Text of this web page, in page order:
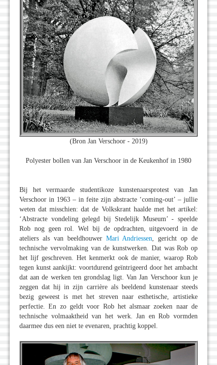
(Bron Jan Verschoor - 2019)
Polyester bollen van Jan Verschoor in de Keukenhof in 1980
Bij het vermaarde studentikoze kunstenaarsprotest van Jan
Verschoor in 1963 – in feite zijn abstracte ‘coming-out’ – jullie
weten dat misschien: dat de Volkskrant haalde met het artikel:
‘Abstracte vondeling gelegd bij Stedelijk Museum’ - speelde
Rob nog geen rol. Wel bij de opdrachten, uitgevoerd in de
ateliers als van beeldhouwer Mari Andriessen , gericht op de
technische vervolmaking van de kunstwerken. Dat was Rob op
het lijf geschreven. Het kenmerkt ook de manier, waarop Rob
tegen kunst aankijkt: voortdurend geïntrigeerd door het ambacht
dat aan de werken ten grondslag ligt. Van Jan Verschoor kun je
zeggen dat hij in zijn carrière als beeldend kunstenaar steeds
bezig geweest is met het streven naar esthetische, artistieke
perfectie. En zo geldt voor Rob het alsmaar zoeken naar de
technische volmaaktheid van het werk. Jan en Rob vormden
daarmee dus een niet te evenaren, prachtig koppel.